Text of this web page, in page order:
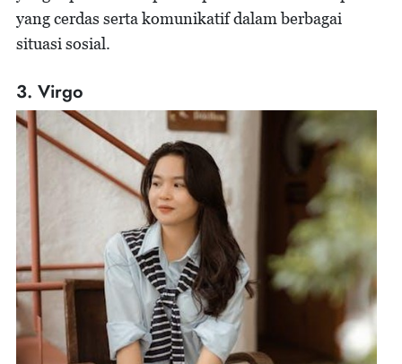
yang cerdas serta komunikatif dalam berbagai
situasi sosial.
3. Virgo